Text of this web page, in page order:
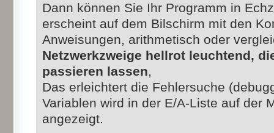
Dann können Sie Ihr Programm in
erscheint auf dem Bilschirm mit den
Anweisungen, arithmetisch oder
Netzwerkzweige hellrot leuchtend,
passieren lassen,
Das erleichtert die Fehlersuche
Variablen wird in der E/A-Liste auf der
angezeigt.